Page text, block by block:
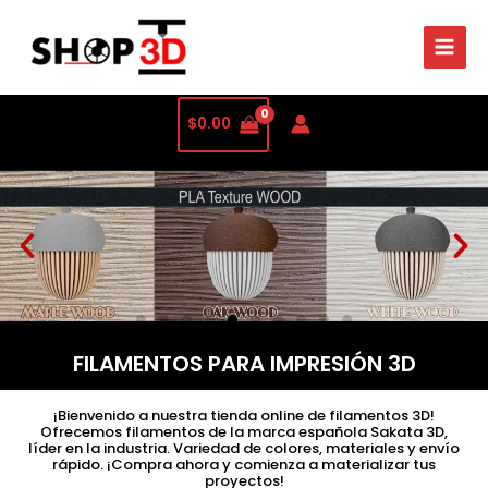
$0.00
FILAMENTOS PARA IMPRESIÓN 3D
¡Bienvenido a nuestra tienda online de filamentos 3D!
Ofrecemos filamentos de la marca española Sakata 3D,
líder en la industria. Variedad de colores, materiales y envío
rápido. ¡Compra ahora y comienza a materializar tus
proyectos!